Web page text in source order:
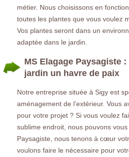
métier. Nous choisissons en
toutes les plantes que vous voulez
Vos plantes seront dans un
adaptée dans le jardin.
MS Elagage Paysagiste
jardin un havre de paix
Notre entreprise située à Sigy est
aménagement de l’extérieur. Vous
pour votre projet ? Si vous voulez
sublime endroit, nous pouvons
Paysagiste, nous tenons à cœur
voulons faire le nécessaire pour